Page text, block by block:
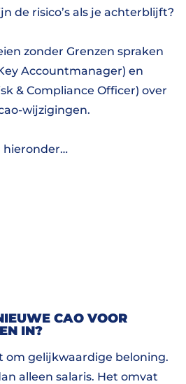
de risico’s als je achterblijft?
zonder Grenzen spraken
Accountmanager) en
& Compliance Officer) over
wijzigingen.
hieronder…
CAO VOOR
IN?
om gelijkwaardige beloning.
alleen salaris. Het omvat